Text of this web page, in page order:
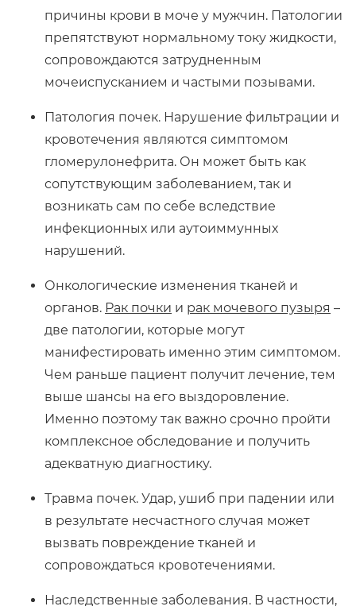
причины крови в моче у мужчин. Патологии
препятствуют нормальному току жидкости,
сопровождаются затрудненным
мочеиспусканием и частыми позывами.
Патология почек. Нарушение фильтрации и
кровотечения являются симптомом
гломерулонефрита. Он может быть как
сопутствующим заболеванием, так и
возникать сам по себе вследствие
инфекционных или аутоиммунных
нарушений.
Онкологические изменения тканей и
органов. Рак почки и рак мочевого пузыря –
две патологии, которые могут
манифестировать именно этим симптомом.
Чем раньше пациент получит лечение, тем
выше шансы на его выздоровление.
Именно поэтому так важно срочно пройти
комплексное обследование и получить
адекватную диагностику.
Травма почек. Удар, ушиб при падении или
в результате несчастного случая может
вызвать повреждение тканей и
сопровождаться кровотечениями.
Наследственные заболевания. В частности,